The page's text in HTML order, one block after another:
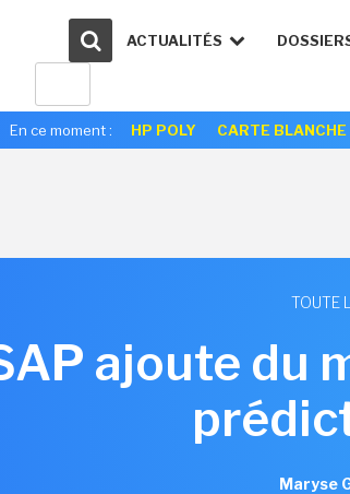
ACTUALITÉS
En ce moment : HP POLY CARTE BLANCHE
TOUTE
ajoute du
Maryse